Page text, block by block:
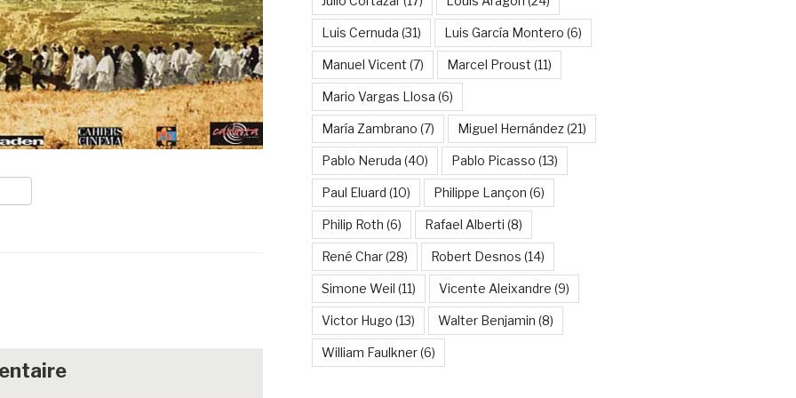
Luis Cernuda (31) Luis García Montero (6)
Manuel Vicent (7) Marcel Proust (11)
Mario Vargas Llosa (6)
María Zambrano (7) Miguel Hernández(21)
Pablo Neruda (40) Pablo Picasso (13)
Paul Eluard (10) Philippe Lançon (6)
Philip Roth (6) Rafael Alberti (8)
René Char(28) Robert Desnos (14)
Simone Weil (11) Vicente Aleixandre (9)
Victor Hugo (13) Walter Benjamin (8)
William Faulkner(6)